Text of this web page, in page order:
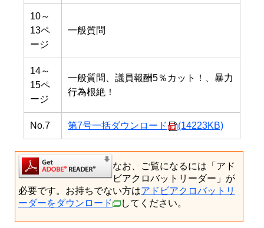
10～
13ペ
ージ
一般質問
14～
15ペ
ージ
一般質問、議員報酬5％カット！、暴力
行為根絶！
No.7 第7号一括ダウンロード (14223KB)
なお、ご覧になるには「アド
ビアクロバットリーダー」が
必要です。お持ちでない方はアドビアクロバットリ
ーダーをダウンロード
してください。